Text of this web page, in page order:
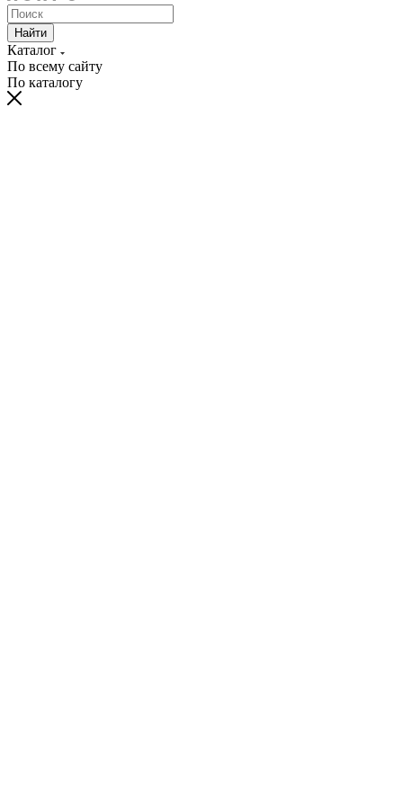
Найти
Каталог
По всему сайту
По каталогу